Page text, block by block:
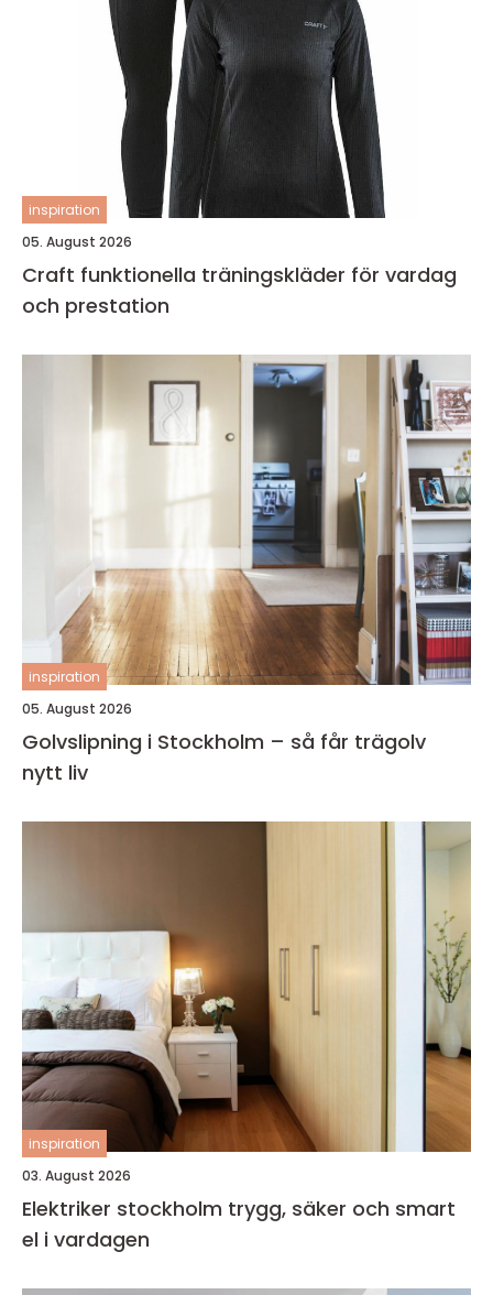
inspiration
05. August 2026
Craft funktionella träningskläder för vardag
och prestation
inspiration
05. August 2026
Golvslipning i Stockholm – så får trägolv
nytt liv
inspiration
03. August 2026
Elektriker stockholm trygg, säker och smart
el i vardagen